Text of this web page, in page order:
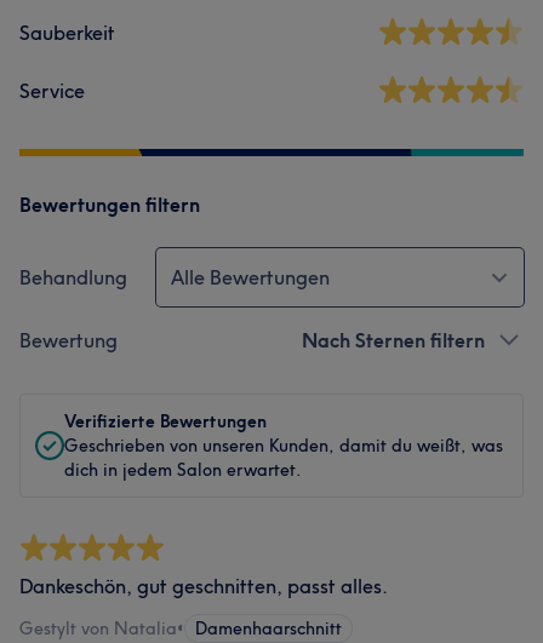
Sauberkeit
Service
Bewertungen filtern
Behandlung Alle Bewertungen
Bewertung Nach Sternen filtern
Verifizierte Bewertungen
Geschrieben von unseren Kunden, damit du weißt, was
dich in jedem Salon erwartet.
Dankeschön, gut geschnitten, passt alles.
Gestylt von Natalia• Damenhaarschnitt